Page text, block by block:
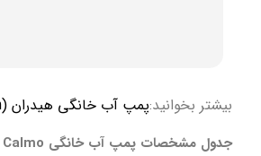
بیشتر بخوانید:پمپ آب خانگی هیدران (hydrun)
جدول مشخصات پمپ آب خانگی Calmo سری GSCM